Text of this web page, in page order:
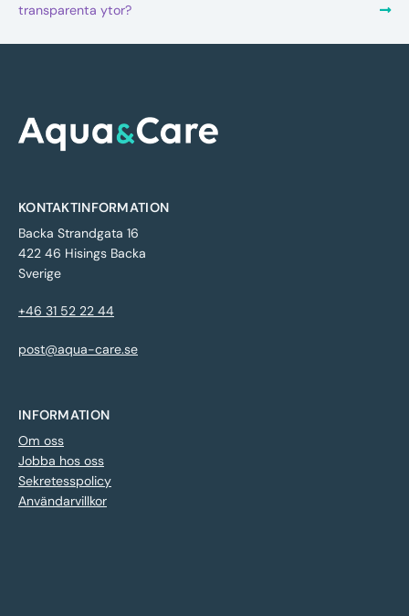
transparenta ytor?
KONTAKTINFORMATION
Backa Strandgata 16
422 46 Hisings Backa
Sverige
+46 31 52 22 44
post@aqua-care.se
INFORMATION
Om oss
Jobba hos oss
Sekretesspolicy
Användarvillkor